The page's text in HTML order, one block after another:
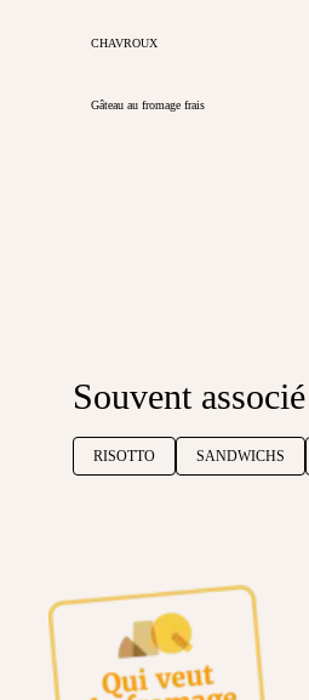
CHAVROUX
Gâteau au fromage frais
Souvent
RISOTTO SANDWICHS